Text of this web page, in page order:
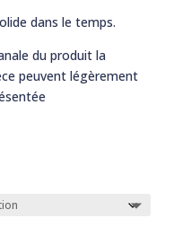
dans le temps.
du produit la
peuvent légèrement